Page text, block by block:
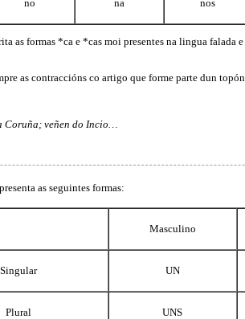
no na nos
as formas *ca e *cas moi presentes na lingua falada
as contraccións co artigo que forme parte dun
Coruña; veñen do Incio…
as seguintes formas:
Masculino
Singular UN
Plural UNS